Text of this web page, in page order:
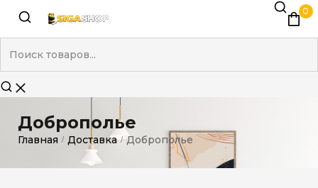
0
Доброполье
Главная / Доставка / Доброполье